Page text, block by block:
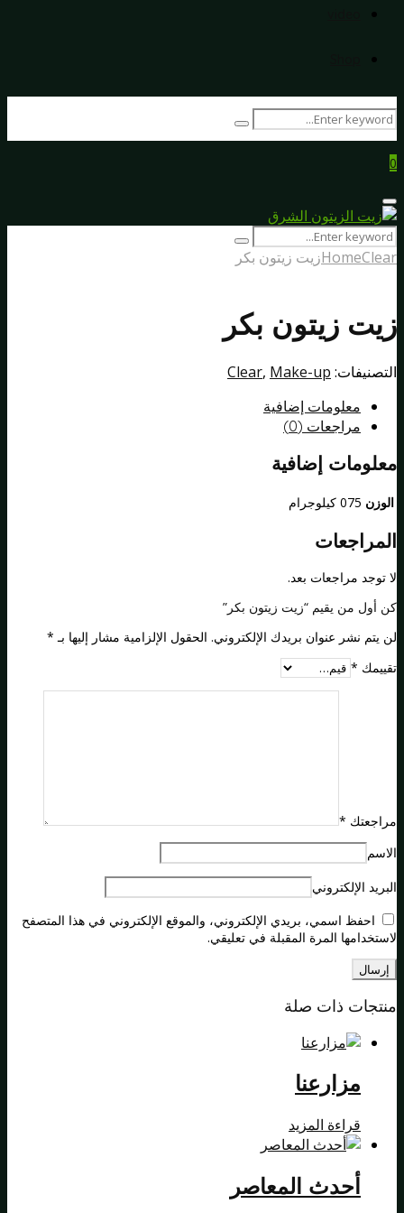
Search
for:
Search
0
Primary
Menu
Search
for:
Search HomeClear زيت زيتون بكر
زيت زيتون بكر
التصنيفات: Clear, Make-up
معلومات إضافية
مراجعات (0)
معلومات إضافية
الوزن 075 كيلوجرام
المراجعات
لا توجد مراجعات بعد.
كن أول من يقيم “زيت زيتون بكر”
لن يتم نشر عنوان بريدك الإلكتروني. الحقول الإلزامية مشار إليها بـ *
تقييمك *
مراجعتك *
الاسم
البريد الإلكتروني
احفظ اسمي، بريدي الإلكتروني، والموقع الإلكتروني في هذا المتصفح
لاستخدامها المرة المقبلة في تعليقي.
منتجات ذات صلة
مزارعنا
قراءة المزيد
أحدث المعاصر